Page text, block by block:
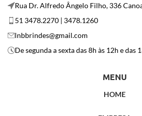
Rua Dr. Alfredo Ângelo Filho, 336
51 3478.2270 | 3478.1260
lnbbrindes@gmail.com
De segunda a sexta das 8h às 12h e das
MENU
HOME